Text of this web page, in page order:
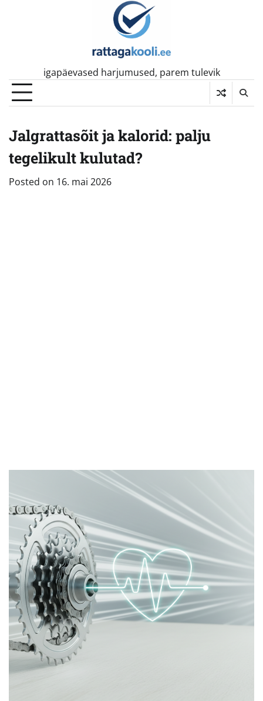
igapäevased harjumused, parem tulevik
Jalgrattasõit ja kalorid: palju
tegelikult kulutad?
Posted on 16. mai 2026